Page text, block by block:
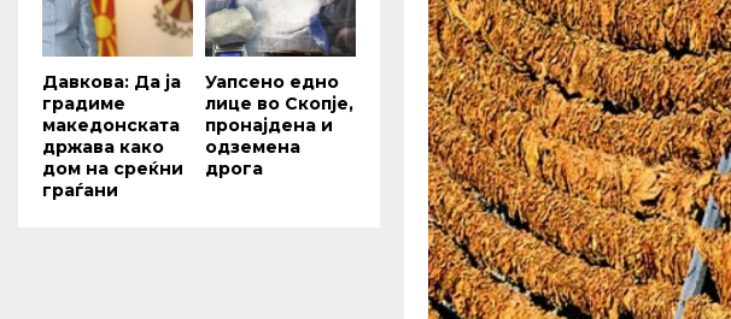
Давкова: Да ја
градиме
македонската
држава како
дом на среќни
граѓани
Уапсено едно
лице во Скопје,
пронајдена и
одземена
дрога